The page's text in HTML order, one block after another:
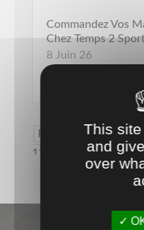
Commandez Vos
Chez Temps 2
8 Juin 26
Page 1 sur
13
2
… »
This
and
over